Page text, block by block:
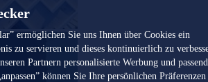
ermöglichen Sie uns Ihnen über Cookies ein
zu servieren und dieses kontinuierlich zu
Partnern personalisierte Werbung und
können Sie Ihre persönlichen Präferenzen